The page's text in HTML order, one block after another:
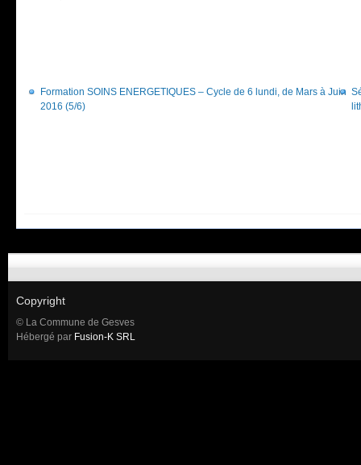
Formation SOINS ENERGETIQUES – Cycle de 6 lundi, de Mars à Juin
2016 (5/6)
Copyright
© La Commune de Gesves
Hébergé par Fusion-K SRL